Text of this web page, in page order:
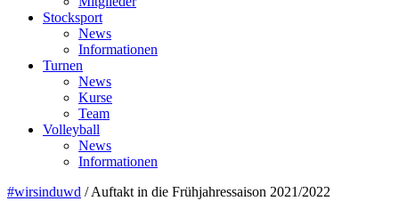
Stocksport
News
Informationen
Turnen
News
Kurse
Team
Volleyball
News
Informationen
#wirsinduwd /Auftakt in die Frühjahressaison 2021/2022